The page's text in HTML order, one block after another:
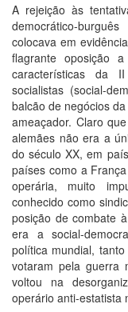
A rejeição às
democrático-
colocava em
flagrante oposição
características da
socialistas (social-
balcão de negócios
ameaçador. Claro
alemães não era a
do século XX, em
países como a
operária, muito
conhecido como
posição de combate
era a social-
política mundial,
votaram pela guerra
voltou na
operário anti-estatista